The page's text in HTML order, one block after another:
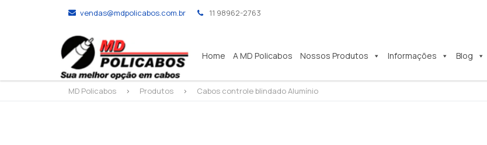
vendas@mdpolicabos.com.br 11 98962-2763
Home A MD Policabos Nossos Produtos Informações Blog
MD Policabos > Produtos > Cabos controle blindado Alumínio